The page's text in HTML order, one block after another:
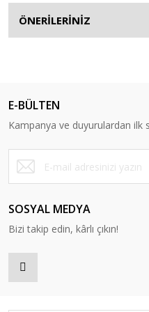
ÖNERİLERİNİZ
E-BÜLTEN
Kampanya ve duyurulardan ilk
SOSYAL MEDYA
Bizi takip edin, kârlı çıkın!